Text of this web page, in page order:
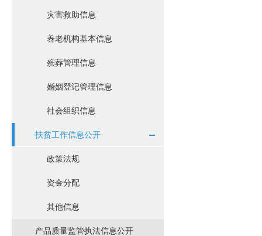
灾害救助信息
养老机构基本信息
殡葬管理信息
婚姻登记管理信息
社会组织信息
扶贫工作信息公开
政策法规
资金分配
其他信息
产品质量监管执法信息公开